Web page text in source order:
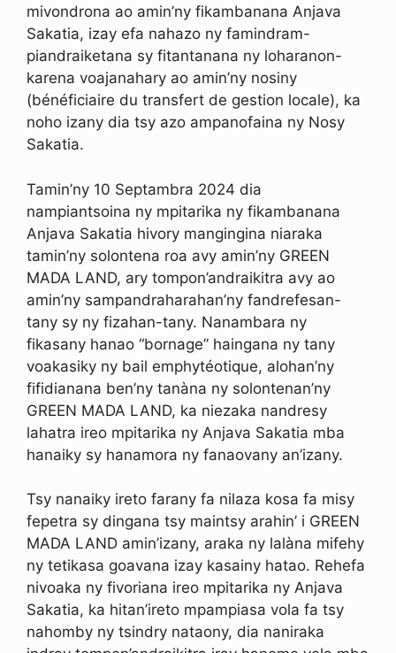
mivondrona ao amin’ny fikambanana Anjava
Sakatia, izay efa nahazo ny famindram-
piandraiketana sy fitantanana ny loharanon-
karena voajanahary ao amin’ny nosiny
(bénéficiaire du transfert de gestion locale), ka
noho izany dia tsy azo ampanofaina ny Nosy
Sakatia.
Tamin’ny 10 Septambra 2024 dia
nampiantsoina ny mpitarika ny fikambanana
Anjava Sakatia hivory mangingina niaraka
tamin’ny solontena roa avy amin’ny GREEN
MADA LAND, ary tompon’andraikitra avy ao
amin’ny sampandraharahan’ny fandrefesan-
tany sy ny fizahan-tany. Nanambara ny
fikasany hanao “bornage” haingana ny tany
voakasiky ny bail emphytéotique, alohan’ny
fifidianana ben’ny tanàna ny solontenan’ny
GREEN MADA LAND, ka niezaka nandresy
lahatra ireo mpitarika ny Anjava Sakatia mba
hanaiky sy hanamora ny fanaovany an’izany.
Tsy nanaiky ireto farany fa nilaza kosa fa misy
fepetra sy dingana tsy maintsy arahin’ i GREEN
MADA LAND amin’izany, araka ny lalàna mifehy
ny tetikasa goavana izay kasainy hatao. Rehefa
nivoaka ny fivoriana ireo mpitarika ny Anjava
Sakatia, ka hitan’ireto mpampiasa vola fa tsy
nahomby ny tsindry nataony, dia naniraka